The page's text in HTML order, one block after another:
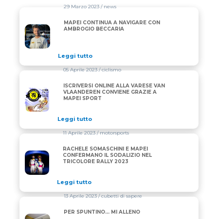
MAPEI CONTINUA A NAVIGARE CON AMBROGIO
29 Marzo 2023/ news
MAPEI CONTINUA A NAVIGARE CON
AMBROGIO BECCARIA
Leggi tutto
ISCRIVERSI ONLINE ALLA VARESE VAN
05 Aprile 2023/ ciclismo
ISCRIVERSI ONLINE ALLA VARESE VAN
VLAANDEREN CONVIENE GRAZIE A
MAPEI SPORT
Leggi tutto
RACHELE SOMASCHINI E MAPEI CONFERMANO IL
11 Aprile 2023/ motorsports
RACHELE SOMASCHINI E MAPEI
CONFERMANO IL SODALIZIO NEL
TRICOLORE RALLY 2023
Leggi tutto
13 Aprile 2023/ cubetti di sapere
PER SPUNTINO… MI ALLENO